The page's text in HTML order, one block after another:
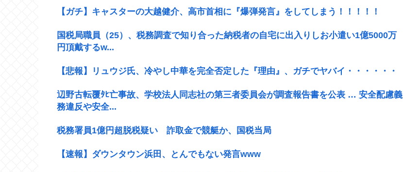
【ガチ】キャスターの大越健介、高市首相に『爆弾発言』をしてしまう！！！！！
国税局職員（25）、税務調査で知り合った納税者の自宅に出入りしお小遣い1億5000万
円頂戴するw...
【悲報】リュウジ氏、冷やし中華を完全否定した『理由』、ガチでヤバイ・・・・・・
辺野古転覆ﾀﾋ亡事故、学校法人同志社の第三者委員会が調査報告書を公表 … 安全配慮義
務違反や安全...
税務署員1億円超脱税疑い 詐取金で競艇か、国税当局
【速報】ダウンタウン浜田、とんでもない発言www